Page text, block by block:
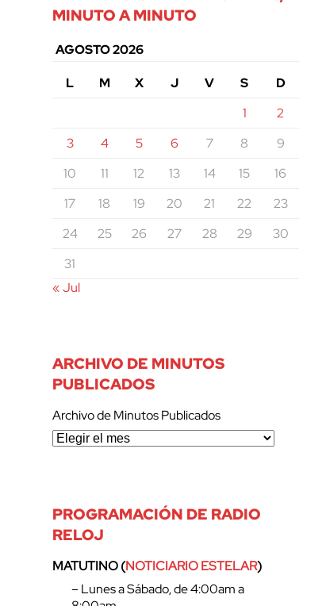
MINUTO A MINUTO
AGOSTO 2026
L
M X J V S
D
1
2
3
4 5 6 7 8
9
10
11 12 13 14 15
16
17
18 19 20 21 22
23
24
25 26 27 28 29
30
31
« Jul
ARCHIVO DE MINUTOS
PUBLICADOS
Archivo de Minutos Publicados
PROGRAMACIÓN DE RADIO
RELOJ
MATUTINO (NOTICIARIO ESTELAR)
– Lunes a Sábado, de 4:00am a